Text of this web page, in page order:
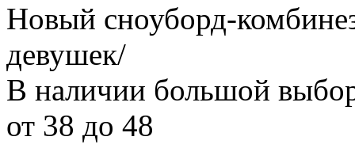
Новый сноуборд-
девушек/
В наличии большой
от 38 до 48